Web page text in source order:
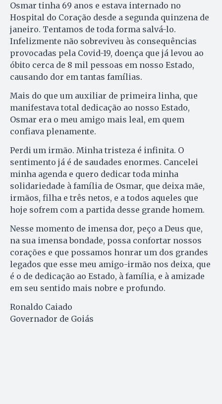
Osmar tinha 69 anos e estava internado no
Hospital do Coração desde a segunda quinzena de
janeiro. Tentamos de toda forma salvá-lo.
Infelizmente não sobreviveu às consequências
provocadas pela Covid-19, doença que já levou ao
óbito cerca de 8 mil pessoas em nosso Estado,
causando dor em tantas famílias.
Mais do que um auxiliar de primeira linha, que
manifestava total dedicação ao nosso Estado,
Osmar era o meu amigo mais leal, em quem
confiava plenamente.
Perdi um irmão. Minha tristeza é infinita. O
sentimento já é de saudades enormes. Cancelei
minha agenda e quero dedicar toda minha
solidariedade à família de Osmar, que deixa mãe,
irmãos, filha e três netos, e a todos aqueles que
hoje sofrem com a partida desse grande homem.
Nesse momento de imensa dor, peço a Deus que,
na sua imensa bondade, possa confortar nossos
corações e que possamos honrar um dos grandes
legados que esse meu amigo-irmão nos deixa, que
é o de dedicação ao Estado, à família, e à amizade
em seu sentido mais nobre e profundo.
Ronaldo Caiado
Governador de Goiás